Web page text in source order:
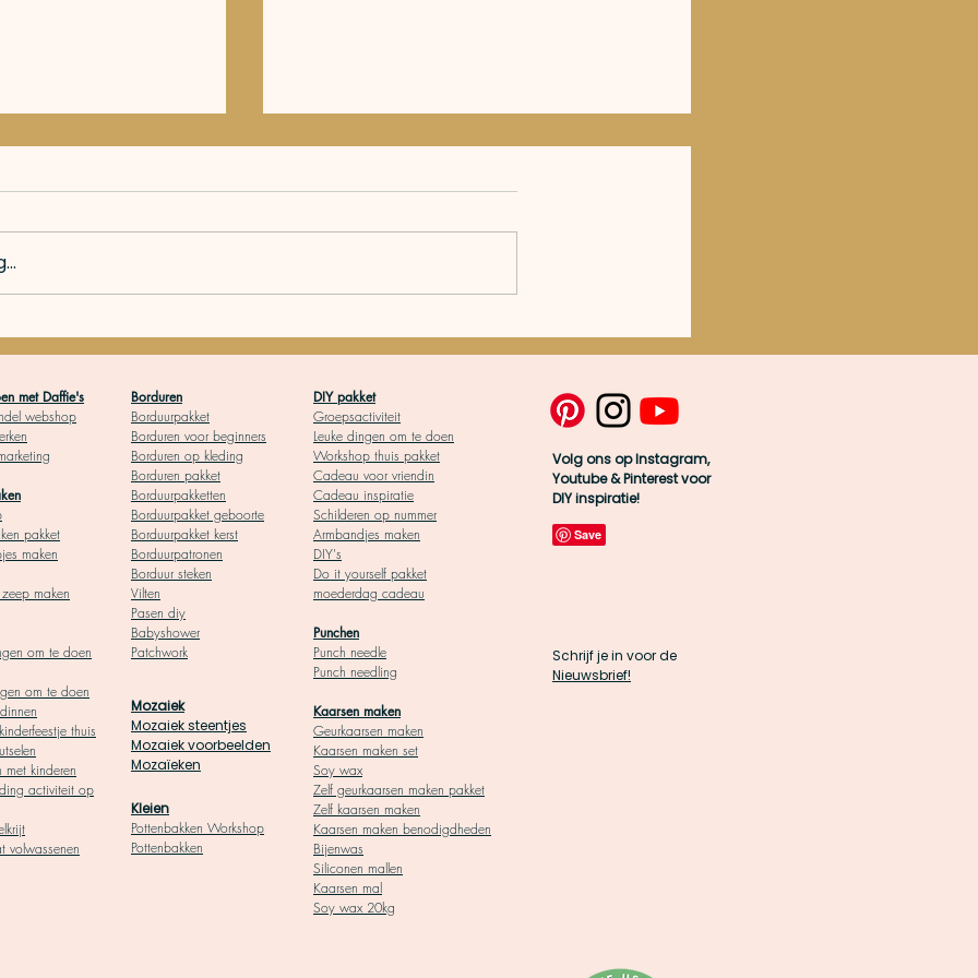
Franse klei; zo
Zelf zeep aan een touw & wax
sachets maken? Zo doe je dat!
met Daffie's
webshop
ken
pakket
maken
maken
om te doen
om te doen
thuis
met kinderen
activiteit op
volwassenen
Borduren
Borduurpakket
Borduren voor beginners
Borduren op kleding
Borduren pakket
Borduurpakketten
Borduurpakket geboorte
Borduurpakket kerst
Borduurpatronen
Borduur steken
Vilten
Pasen diy
Babyshower
Patchwork
Mozaiek
Mozaiek steentjes
Mozaiek voorbeelden
Mozaïeken
Kleien
Pottenbakken Workshop
Pottenbakken
DIY pakket
Groepsactiviteit
Leuke dingen om te doen
Workshop thuis pakket
Cadeau voor vriendin
Cadeau inspiratie
Schilderen op nummer
Armbandjes maken
DIY's
Do it yourself pakket
moederdag cadeau
Punchen
Punch needle
Punch needling
Kaarsen maken
Geurkaarsen maken
Kaarsen maken set
Soy wax
Zelf geurkaarsen maken pakket
Zelf kaarsen maken
Kaarsen maken benodigdheden
Bijenwas
Siliconen mallen
Kaarsen mal
Soy wax 20kg
Volg ons op Instagram,
Youtube & Pinterest voor
DIY inspiratie!
Schrijf je in voor de
Nieuwsbrief!